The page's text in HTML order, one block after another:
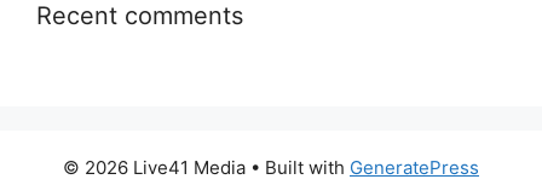
Recent comments
© 2026 Live41 Media • Built with GeneratePress